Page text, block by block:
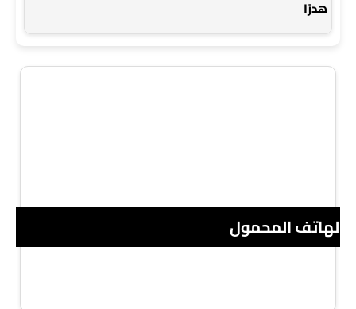
هدرًا
الهاتف المحمول